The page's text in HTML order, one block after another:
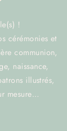
!
cérémonies et
communion,
naissance,
illustrés,
mesure…